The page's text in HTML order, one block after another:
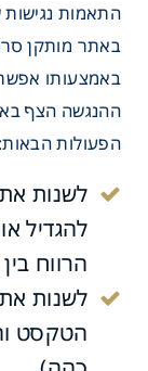
התאמות
באמצעותו
ההנגשה הצף
הפעולות הבאות:
לשנות
להגדיל
הרווח
לשנות
הטקסט